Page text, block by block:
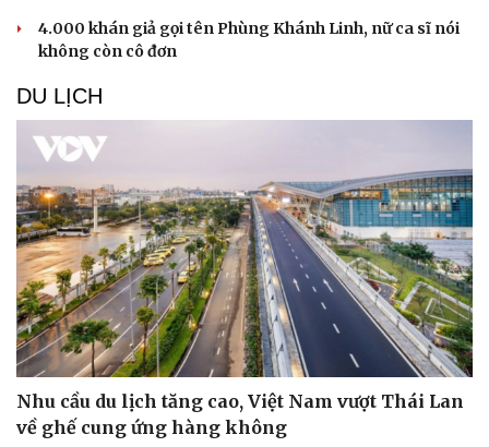
Sức khỏe
Dinh dưỡng - món ngon
Cây thuốc
Sản phụ khoa
Nhi khoa
Nam khoa
Làm đẹp - giảm cân
Phòng mạch online
Ăn sạch sống khỏe
Đời sống
Nhà đẹp
Blog
Tình yêu - Gia đình
4.000 khán giả gọi tên Phùng Khánh Linh, nữ ca sĩ nói
không còn cô đơn
DU LỊCH
Nhu cầu du lịch tăng cao, Việt Nam vượt Thái Lan
về ghế cung ứng hàng không